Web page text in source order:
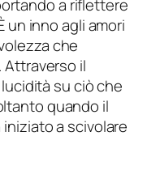
a riflettere
un inno agli amori
che
Attraverso il
su ciò che
quando il
a scivolare